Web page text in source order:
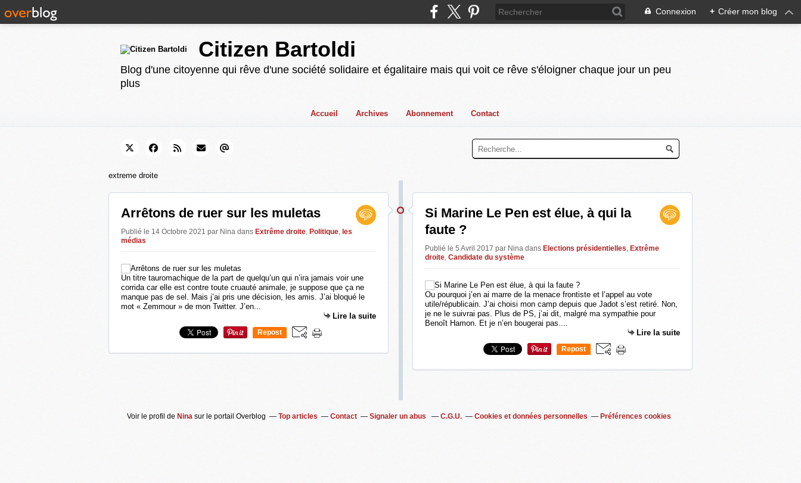
Connexion + Créer mon blog
Citizen Bartoldi
Blog d'une citoyenne qui rêve d'une société solidaire et égalitaire mais qui voit ce rêve s'éloigner chaque jour un peu
plus
Accueil Archives Abonnement Contact
extreme droite
Arrêtons de ruer sur les muletas
Publié le 14 Octobre 2021 par Nina dans Extrême droite, Politique, les
médias
Un titre tauromachique de la part de quelqu’un qui n’ira jamais voir une
corrida car elle est contre toute cruauté animale, je suppose que ça ne
manque pas de sel. Mais j’ai pris une décision, les amis. J’ai bloqué le
mot « Zemmour » de mon Twitter. J’en...
Lire la suite
Repost
Si Marine Le Pen est élue, à qui la
faute ?
Publié le 5 Avril 2017 par Nina dans Elections présidentielles, Extrême
droite, Candidate du système
Ou pourquoi j’en ai marre de la menace frontiste et l’appel au vote
utile/républicain. J’ai choisi mon camp depuis que Jadot s’est retiré. Non,
je ne le suivrai pas. Plus de PS, j’ai dit, malgré ma sympathie pour
Benoît Hamon. Et je n’en bougerai pas....
Lire la suite
Repost
Voir le profil de Ninasur le portail Overblog Top articles Contact Signaler un abus C.G.U. Cookies et données personnelles Préférences cookies